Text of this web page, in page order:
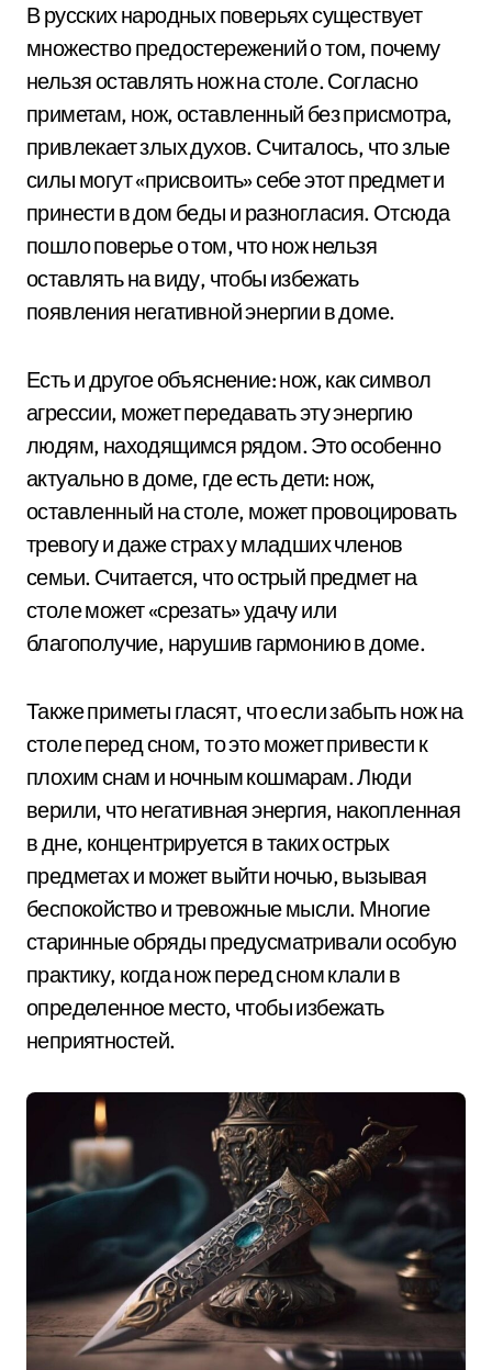
В русских народных поверьях существует
множество предостережений о том, почему
нельзя оставлять нож на столе. Согласно
приметам, нож, оставленный без присмотра,
привлекает злых духов. Считалось, что злые
силы могут «присвоить» себе этот предмет и
принести в дом беды и разногласия. Отсюда
пошло поверье о том, что нож нельзя
оставлять на виду, чтобы избежать
появления негативной энергии в доме.
Есть и другое объяснение: нож, как символ
агрессии, может передавать эту энергию
людям, находящимся рядом. Это особенно
актуально в доме, где есть дети: нож,
оставленный на столе, может провоцировать
тревогу и даже страх у младших членов
семьи. Считается, что острый предмет на
столе может «срезать» удачу или
благополучие, нарушив гармонию в доме.
Также приметы гласят, что если забыть нож на
столе перед сном, то это может привести к
плохим снам и ночным кошмарам. Люди
верили, что негативная энергия, накопленная
в дне, концентрируется в таких острых
предметах и может выйти ночью, вызывая
беспокойство и тревожные мысли. Многие
старинные обряды предусматривали особую
практику, когда нож перед сном клали в
определенное место, чтобы избежать
неприятностей.